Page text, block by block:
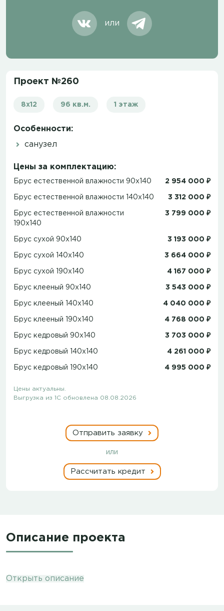
или
Проект №260
8х12 96 кв.м. 1 этаж
Особенности:
санузел
Цены за комплектацию:
Брус естественной влажности 90x140 2 954 000 ₽
Брус естественной влажности 140x140 3 312 000 ₽
Брус естественной влажности
190x140
3 799 000 ₽
Брус сухой 90x140 3 193 000 ₽
Брус сухой 140x140 3 664 000 ₽
Брус сухой 190x140 4 167 000 ₽
Брус клееный 90x140 3 543 000 ₽
Брус клееный 140x140 4 040 000 ₽
Брус клееный 190x140 4 768 000 ₽
Брус кедровый 90x140 3 703 000 ₽
Брус кедровый 140x140 4 261 000 ₽
Брус кедровый 190x140 4 995 000 ₽
Цены актуальны.
Выгрузка из 1С обновлена 08.08.2026
Отправить заявку
или
Рассчитать кредит
Описание проекта
Открыть описание